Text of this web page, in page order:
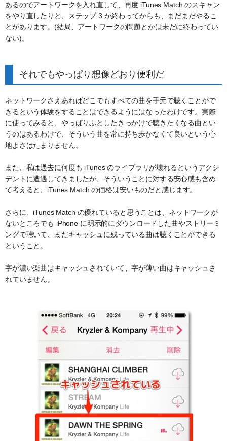
あるのでアートワークを入れ直して、再度 iTunes Match のスキャン
をやり直したりと、ステップ 3 が終わってからも、まだまだやるこ
とがあります。(結局、アートワークの問題とかは未だに終わってい
ない)。
それでもやっぱり想像どおり便利だ
ネットワークさえあればどこでもすべての曲を手元で聴くことがで
きるという体験をすることはできるようにはなったわけです。実際
に使ってみると、やっぱりふとしたきっかけで聴きたくなる曲とい
うのはあるわけで、そういう曲を常に持ち歩かなくて良いという心
地よさはたまりません。
また、私は過去に何度も iTunes のライブラリが壊れるというアクシ
デントに遭遇してきましたが、そういうことに対する安心感も含め
て考えると、iTunes Match の価格は安いものだと感じます。
さらに、iTunes Match の優れていると思うことは、ネットワークが
ないところでも iPhone に明示的にダウンロードした曲やストリーミ
ングで聴いて、まだキャッシュに残っている曲は聴くことができる
ということ。
字が濃い楽曲はキャッシュされていて、字が薄い曲はキャッシュさ
れていません。